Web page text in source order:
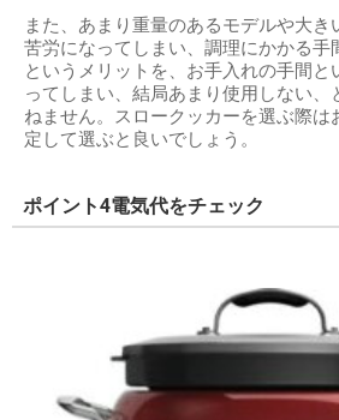
また、あまり重量のあるモデルや大き
苦労になってしまい、調理にかかる手
というメリットを、お手入れの手間と
ってしまい、結局あまり使用しない
ねません。スロークッカーを選ぶ際は
定して選ぶと良いでしょう。
ポイント4電気代をチェック